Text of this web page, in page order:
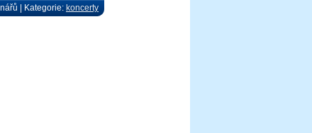
| Kategorie: koncerty